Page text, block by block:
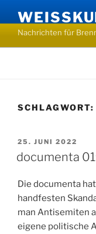
Inhalt
springenNachrichten für
SCHLAGWORT:
VERÖFFENTLICHT
AM
25. JUNI 2022
documenta
Die documenta
handfesten
man Antisemiten
eigene politische